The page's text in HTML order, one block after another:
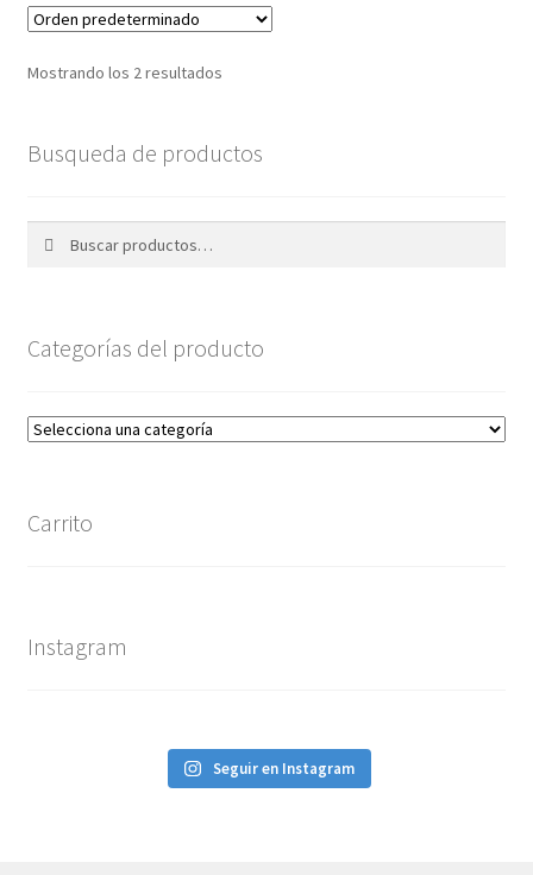
Mostrando los 2 resultados
Busqueda de productos
Categorías del producto
Carrito
Instagram
Seguir en Instagram